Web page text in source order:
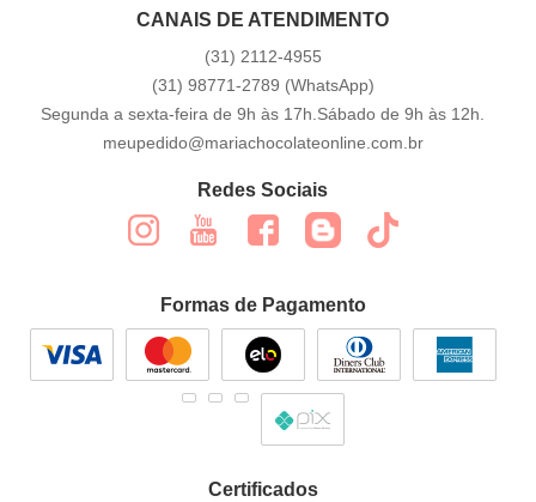
CANAIS DE ATENDIMENTO
(31) 2112-4955
(31) 98771-2789 (WhatsApp)
Segunda a sexta-feira de 9h às 17h.Sábado de 9h às 12h.
meupedido@mariachocolateonline.com.br
Redes Sociais
Formas de Pagamento
Certificados